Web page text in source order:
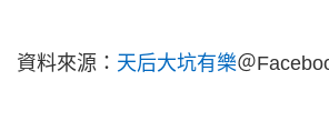
資料來源： 天后大坑有樂＠